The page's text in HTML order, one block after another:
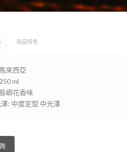
商品特色
來西亞
ml
嶼花香味
: 中度定型 中光澤